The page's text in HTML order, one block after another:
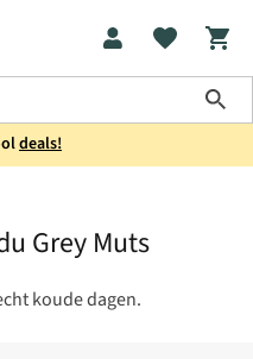
deals!
Grey Muts
koude dagen.